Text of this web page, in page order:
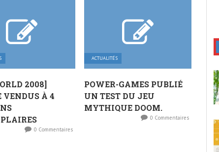
2008]
VENDUS À 4
0 Commentaires
ACTUALITÉS
POWER-GAMES PUBLIÉ
UN TEST DU JEU
MYTHIQUE DOOM.
0 Commentaires